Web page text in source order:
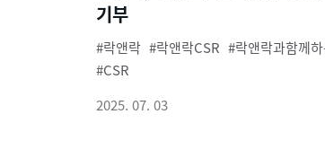
기부
락앤락 락앤락CSR
락앤락과함께
CSR
2025. 07. 03